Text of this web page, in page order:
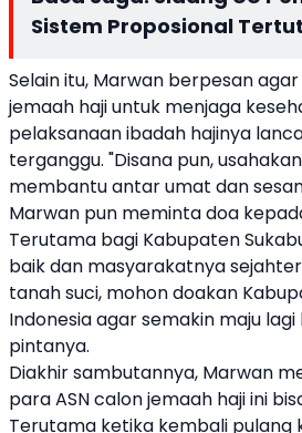
Sistem Proposional
Selain itu, Marwan berpesan
jemaah haji untuk menjaga
pelaksanaan ibadah hajinya
terganggu. "Disana pun,
membantu antar umat dan
Marwan pun meminta doa
Terutama bagi Kabupaten
baik dan masyarakatnya
tanah suci, mohon doakan
Indonesia agar semakin maju
pintanya.
Diakhir sambutannya, Marwan
para ASN calon jemaah haji ini
Terutama ketika kembali pulang